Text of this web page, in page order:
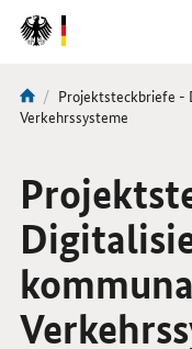
DirektZu:
Navigation
Sie
sind
Aktuelle
Seite:
Projektsteckbriefe -
Verkehrssysteme